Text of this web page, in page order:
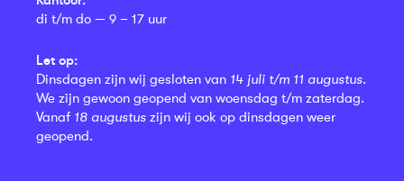
di t/m do — 9 – 17 uur
Let op:
Dinsdagen zijn wij gesloten van 14 juli t/m 11 augustus.
We zijn gewoon geopend van woensdag t/m zaterdag.
Vanaf 18 augustus zijn wij ook op dinsdagen weer
geopend.